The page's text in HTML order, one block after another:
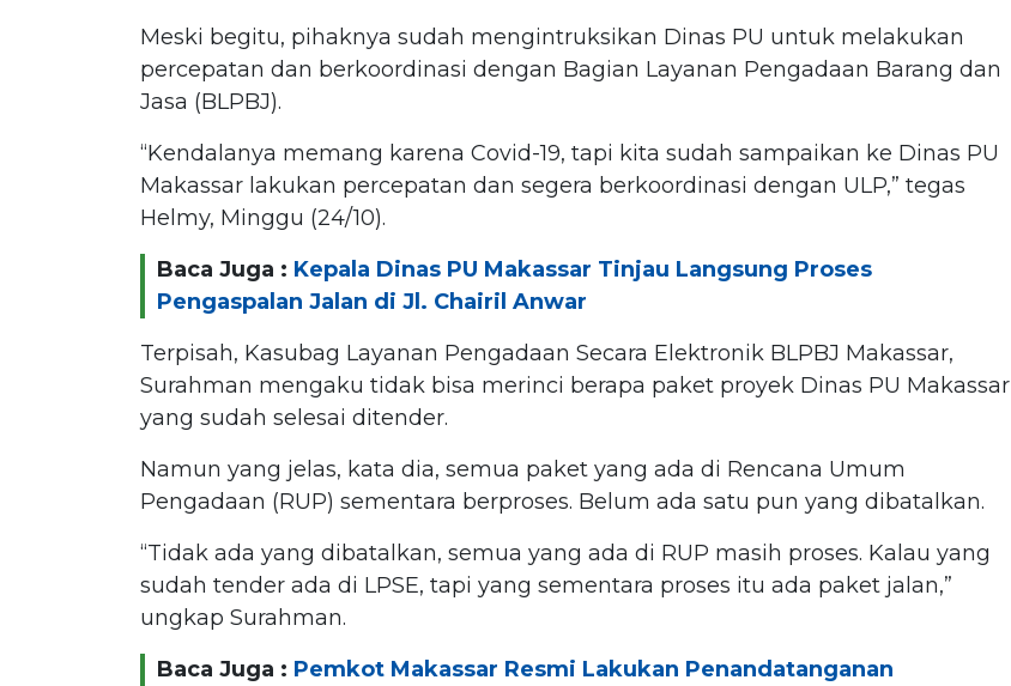
Meski begitu, pihaknya sudah mengintruksikan Dinas PU untuk melakukan
percepatan dan berkoordinasi dengan Bagian Layanan Pengadaan Barang dan
Jasa (BLPBJ).
“Kendalanya memang karena Covid-19, tapi kita sudah sampaikan ke Dinas PU
Makassar lakukan percepatan dan segera berkoordinasi dengan ULP,” tegas
Helmy, Minggu (24/10).
Baca Juga : Kepala Dinas PU Makassar Tinjau Langsung Proses
Pengaspalan Jalan di Jl. Chairil Anwar
Terpisah, Kasubag Layanan Pengadaan Secara Elektronik BLPBJ Makassar,
Surahman mengaku tidak bisa merinci berapa paket proyek Dinas PU Makassar
yang sudah selesai ditender.
Namun yang jelas, kata dia, semua paket yang ada di Rencana Umum
Pengadaan (RUP) sementara berproses. Belum ada satu pun yang dibatalkan.
“Tidak ada yang dibatalkan, semua yang ada di RUP masih proses. Kalau yang
sudah tender ada di LPSE, tapi yang sementara proses itu ada paket jalan,”
ungkap Surahman.
Baca Juga : Pemkot Makassar Resmi Lakukan Penandatanganan